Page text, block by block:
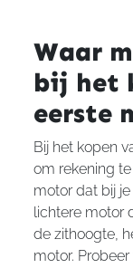
Waar
bij het
eerste
Bij het kopen
om rekening
motor dat bij
lichtere motor
de zithoogte,
motor.